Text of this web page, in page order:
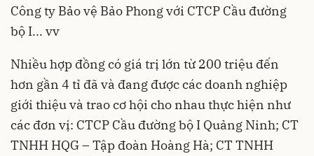
Công ty Bảo vệ Bảo Phong với CTCP Cầu đường
bộ I... vv
Nhiều hợp đồng có giá trị lớn từ 200 triệu đến
hơn gần 4 tỉ đã và đang được các doanh nghiệp
giới thiệu và trao cơ hội cho nhau thực hiện như
các đơn vị: CTCP Cầu đường bộ I Quảng Ninh; CT
TNHH HQG – Tập đoàn Hoàng Hà; CT TNHH